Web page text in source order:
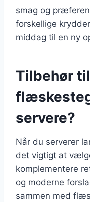
smag og
forskellige
middag til en ny
Tilbehør
servere?
Når du serverer
det vigtigt at
komplementere
og moderne
sammen med